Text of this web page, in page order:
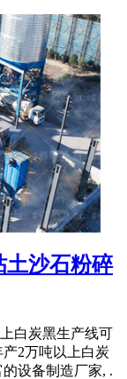
土沙石粉碎
白炭黑生产线可
2万吨以上白炭
设备制造厂家, .